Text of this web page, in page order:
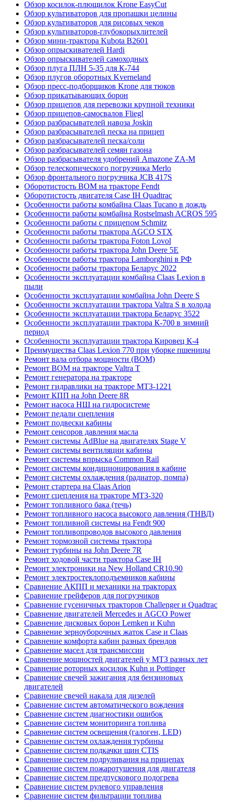
Обзор косилок-плющилок Krone EasyCut
Обзор культиваторов для пропашки целины
Обзор культиваторов для рисовых чеков
Обзор культиваторов-глубокорыхлителей
Обзор мини-трактора Kubota B2601
Обзор опрыскивателей Hardi
Обзор опрыскивателей самоходных
Обзор плуга ПЛН 5-35 для К-744
Обзор плугов оборотных Kverneland
Обзор пресс-подборщиков Krone для тюков
Обзор прикатывающих борон
Обзор прицепов для перевозки крупной техники
Обзор прицепов-самосвалов Fliegl
Обзор разбрасывателей навоза Joskin
Обзор разбрасывателей песка на прицеп
Обзор разбрасывателей песка/соли
Обзор разбрасывателей семян газона
Обзор разбрасывателя удобрений Amazone ZA-M
Обзор телескопического погрузчика Merlo
Обзор фронтального погрузчика JCB 417S
Оборотистость ВОМ на тракторе Fendt
Оборотистость двигателя Case IH Quadtrac
Особенности работы комбайна Claas Tucano в дождь
Особенности работы комбайна Rostselmash ACROS 595
Особенности работы с прицепом Schmitz
Особенности работы трактора AGCO STX
Особенности работы трактора Foton Lovol
Особенности работы трактора John Deere 5E
Особенности работы трактора Lamborghini в РФ
Особенности работы трактора Беларус 2022
Особенности эксплуатации комбайна Claas Lexion в
пыли
Особенности эксплуатации комбайна John Deere S
Особенности эксплуатации трактора Valtra S в холода
Особенности эксплуатации трактора Беларус 3522
Особенности эксплуатации трактора К-700 в зимний
период
Особенности эксплуатации трактора Кировец К-4
Преимущества Claas Lexion 770 при уборке пшеницы
Ремонт вала отбора мощности (ВОМ)
Ремонт ВОМ на тракторе Valtra T
Ремонт генератора на тракторе
Ремонт гидравлики на тракторе МТЗ-1221
Ремонт КПП на John Deere 8R
Ремонт насоса НШ на гидросистеме
Ремонт педали сцепления
Ремонт подвески кабины
Ремонт сенсоров давления масла
Ремонт системы AdBlue на двигателях Stage V
Ремонт системы вентиляции кабины
Ремонт системы впрыска Common Rail
Ремонт системы кондиционирования в кабине
Ремонт системы охлаждения (радиатор, помпа)
Ремонт стартера на Claas Arion
Ремонт сцепления на тракторе МТЗ-320
Ремонт топливного бака (течь)
Ремонт топливного насоса высокого давления (ТНВД)
Ремонт топливной системы на Fendt 900
Ремонт топливопроводов высокого давления
Ремонт тормозной системы трактора
Ремонт турбины на John Deere 7R
Ремонт ходовой части трактора Case IH
Ремонт электроники на New Holland CR10.90
Ремонт электростеклоподъемников кабины
Сравнение АКПП и механики на тракторах
Сравнение грейферов для погрузчиков
Сравнение гусеничных тракторов Challenger и Quadtrac
Сравнение двигателей Mercedes и AGCO Power
Сравнение дисковых борон Lemken и Kuhn
Сравнение зерноуборочных жаток Case и Claas
Сравнение комфорта кабин разных брендов
Сравнение масел для трансмиссии
Сравнение мощностей двигателей у МТЗ разных лет
Сравнение роторных косилок Kuhn и Pottinger
Сравнение свечей зажигания для бензиновых
двигателей
Сравнение свечей накала для дизелей
Сравнение систем автоматического вождения
Сравнение систем диагностики ошибок
Сравнение систем мониторинга топлива
Сравнение систем освещения (галоген, LED)
Сравнение систем охлаждения турбины
Сравнение систем подкачки шин CTIS
Сравнение систем подруливания на прицепах
Сравнение систем пожаротушения для двигателя
Сравнение систем предпускового подогрева
Сравнение систем рулевого управления
Сравнение систем фильтрации топлива